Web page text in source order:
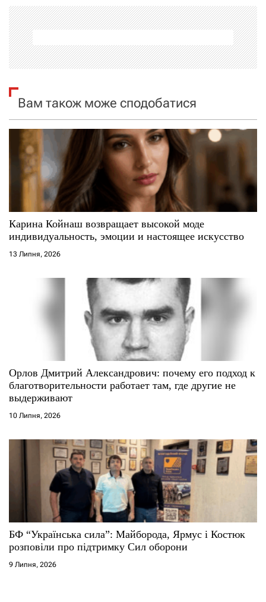
а
ц
і
я
з
с
і
Вам також може сподобатися
Карина Койнаш возвращает высокой моде
индивидуальность, эмоции и настоящее искусство
13 Липня, 2026
Орлов Дмитрий Александрович: почему его подход к
благотворительности работает там, где другие не
выдерживают
10 Липня, 2026
БФ “Українська сила”: Майборода, Ярмус і Костюк
розповіли про підтримку Сил оборони
9 Липня, 2026